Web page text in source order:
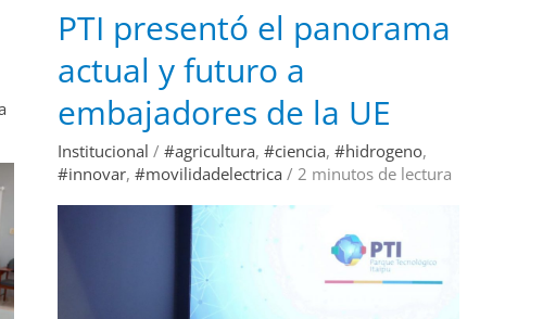
PTI presentó el panorama
actual y futuro a
embajadores de la UE
Institucional / #agricultura, #ciencia, #hidrogeno,
#innovar, #movilidadelectrica / 2 minutos de lectura
PTI
presentó
el
panorama
actual
futuro
a
embajadores
de
la